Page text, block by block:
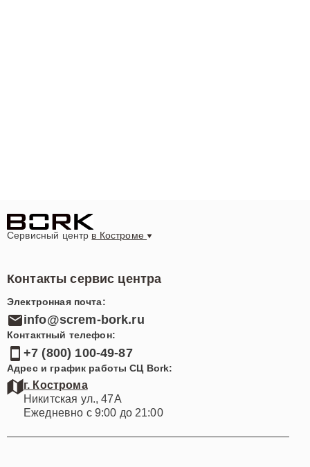
Сервисный центр в Костроме
Контакты сервис центра
Электронная почта:
info@screm-bork.ru
Контактный телефон:
+7 (800) 100-49-87
Адрес и график работы СЦ Bork:
г. Кострома
Никитская ул., 47А
Ежедневно с 9:00 до 21:00